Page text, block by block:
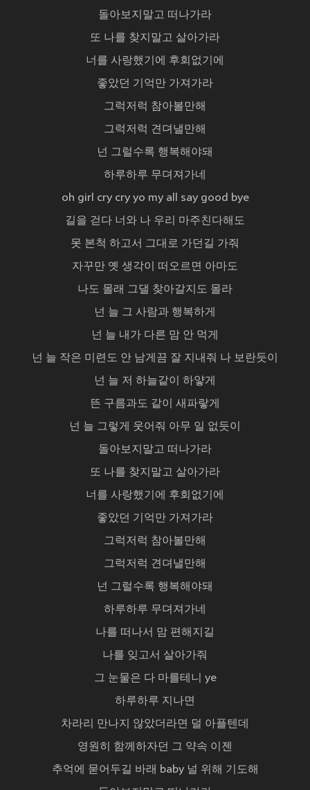
돌아보지말고 떠나가라
또 나를 찾지말고 살아가라
너를 사랑했기에 후회없기에
좋았던 기억만 가져가라
그럭저럭 참아볼만해
그럭저럭 견뎌낼만해
넌 그럴수록 행복해야돼
하루하루 무뎌져가네
oh girl cry cry yo my all say good bye
길을 걷다 너와 나 우리 마주친다해도
못 본척 하고서 그대로 가던길 가줘
자꾸만 옛 생각이 떠오르면 아마도
나도 몰래 그댈 찾아갈지도 몰라
넌 늘 그 사람과 행복하게
넌 늘 내가 다른 맘 안 먹게
넌 늘 작은 미련도 안 남게끔 잘 지내줘 나 보란듯이
넌 늘 저 하늘같이 하얗게
뜬 구름과도 같이 새파랗게
넌 늘 그렇게 웃어줘 아무 일 없듯이
돌아보지말고 떠나가라
또 나를 찾지말고 살아가라
너를 사랑했기에 후회없기에
좋았던 기억만 가져가라
그럭저럭 참아볼만해
그럭저럭 견뎌낼만해
넌 그럴수록 행복해야돼
하루하루 무뎌져가네
나를 떠나서 맘 편해지길
나를 잊고서 살아가줘
그 눈물은 다 마를테니 ye
하루하루 지나면
차라리 만나지 않았더라면 덜 아플텐데
영원히 함께하자던 그 약속 이젠
추억에 묻어두길 바래 baby 널 위해 기도해